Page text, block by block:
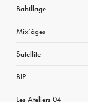
Babillage
Mix’âges
Satellite
BIP
Les Ateliers 04